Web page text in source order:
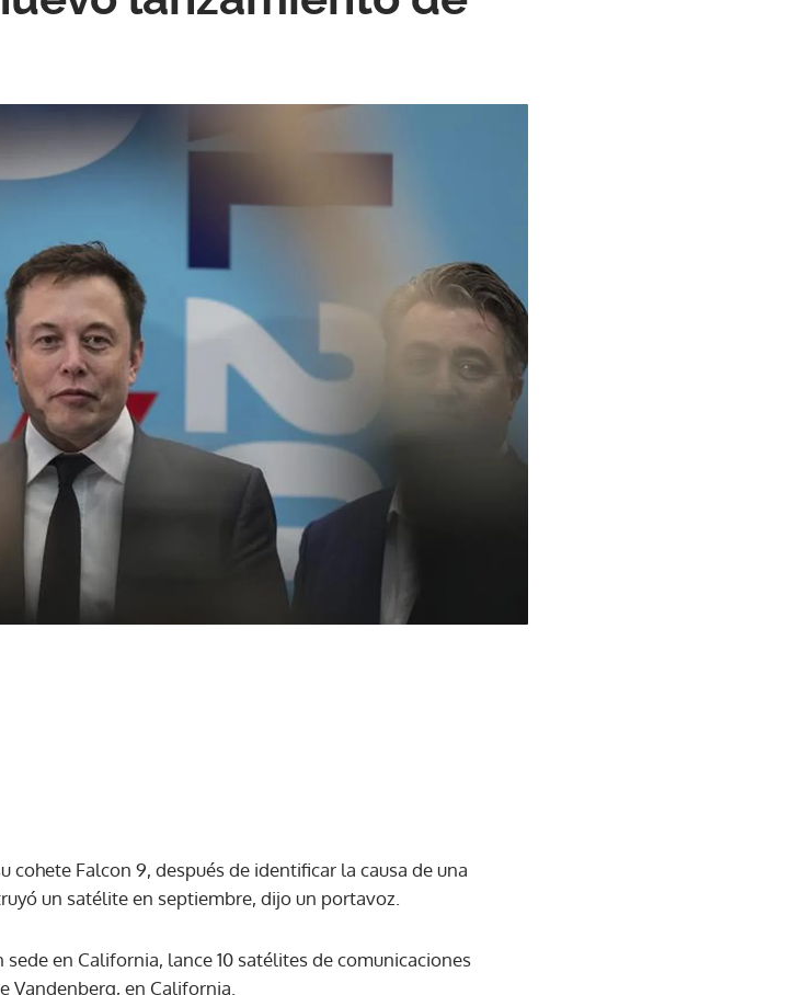
cohete Falcon 9, después de identificar la causa de una
un satélite en septiembre, dijo un portavoz.
en California, lance 10 satélites de comunicaciones
Vandenberg, en California.